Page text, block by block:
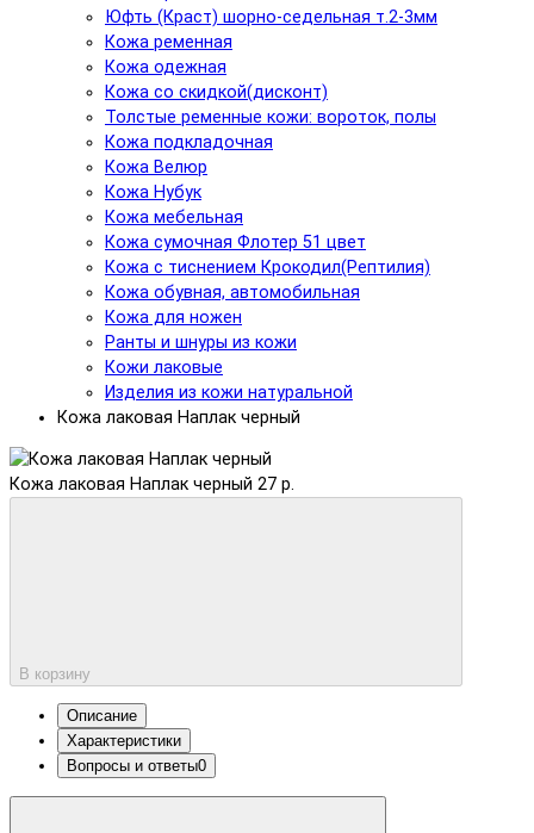
Юфть (Краст) шорно-седельная т.2-3мм
Кожа ременная
Кожа одежная
Кожа со скидкой(дисконт)
Толстые ременные кожи: вороток, полы
Кожа подкладочная
Кожа Велюр
Кожа Нубук
Кожа мебельная
Кожа сумочная Флотер 51 цвет
Кожа с тиснением Крокодил(Рептилия)
Кожа обувная, автомобильная
Кожа для ножен
Ранты и шнуры из кожи
Кожи лаковые
Изделия из кожи натуральной
Кожа лаковая Наплак черный
Кожа лаковая Наплак черный 27 р.
В корзину
Описание
Характеристики
Вопросы и ответы0